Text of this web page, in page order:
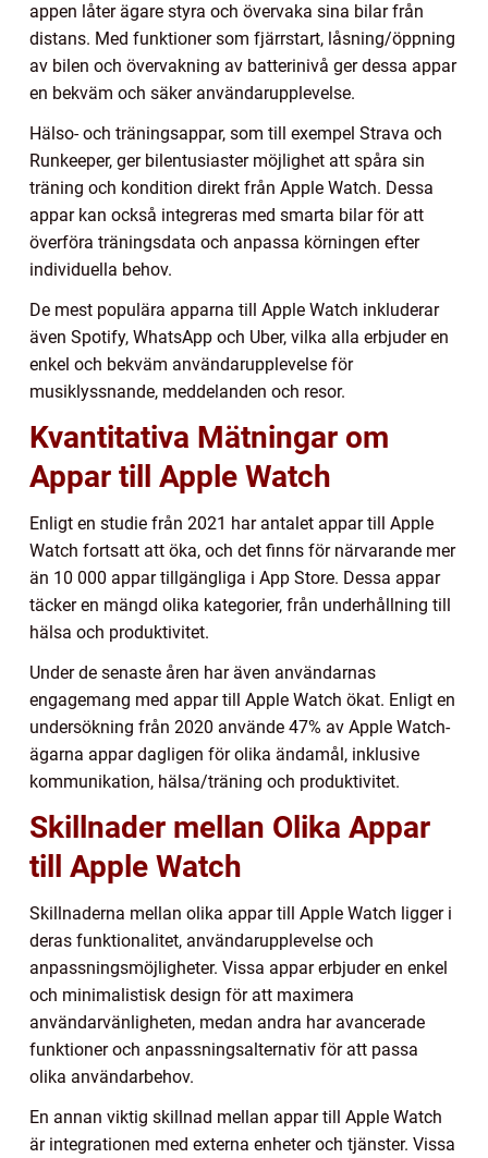
appen låter ägare styra och övervaka sina bilar från
distans. Med funktioner som fjärrstart, låsning/öppning
av bilen och övervakning av batterinivå ger dessa appar
en bekväm och säker användarupplevelse.
Hälso- och träningsappar, som till exempel Strava och
Runkeeper, ger bilentusiaster möjlighet att spåra sin
träning och kondition direkt från Apple Watch. Dessa
appar kan också integreras med smarta bilar för att
överföra träningsdata och anpassa körningen efter
individuella behov.
De mest populära apparna till Apple Watch inkluderar
även Spotify, WhatsApp och Uber, vilka alla erbjuder en
enkel och bekväm användarupplevelse för
musiklyssnande, meddelanden och resor.
Kvantitativa Mätningar om
Appar till Apple Watch
Enligt en studie från 2021 har antalet appar till Apple
Watch fortsatt att öka, och det finns för närvarande mer
än 10 000 appar tillgängliga i App Store. Dessa appar
täcker en mängd olika kategorier, från underhållning till
hälsa och produktivitet.
Under de senaste åren har även användarnas
engagemang med appar till Apple Watch ökat. Enligt en
undersökning från 2020 använde 47% av Apple Watch-
ägarna appar dagligen för olika ändamål, inklusive
kommunikation, hälsa/träning och produktivitet.
Skillnader mellan Olika Appar
till Apple Watch
Skillnaderna mellan olika appar till Apple Watch ligger i
deras funktionalitet, användarupplevelse och
anpassningsmöjligheter. Vissa appar erbjuder en enkel
och minimalistisk design för att maximera
användarvänligheten, medan andra har avancerade
funktioner och anpassningsalternativ för att passa
olika användarbehov.
En annan viktig skillnad mellan appar till Apple Watch
är integrationen med externa enheter och tjänster. Vissa